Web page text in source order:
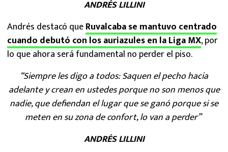
ANDRÉS LILLINI
Andrés destacó queRuvalcaba se mantuvo centrado
cuando debutó con los auriazules en la Liga MX, por
lo que ahora será fundamental no perder el piso.
“Siempre les digo a todos: Saquen el pecho hacia
adelante y crean en ustedes porque no son menos que
nadie, que defiendan el lugar que se ganó porque si se
meten en su zona de confort, lo van a perder”
ANDRÉS LILLINI